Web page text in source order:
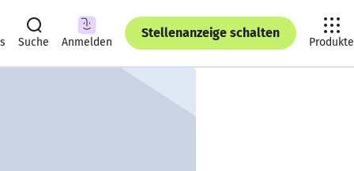
Suche Anmelden
Stellenanzeige schalten
Produkte